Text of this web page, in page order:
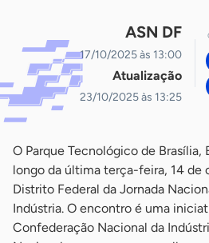
ASN DF
17/10/2025 às 13:00
Atualização
23/10/2025 às 13:25
O Parque Tecnológico de Brasília,
longo da última terça-feira, 14 de
Distrito Federal da Jornada
Indústria. O encontro é uma
Confederação Nacional da